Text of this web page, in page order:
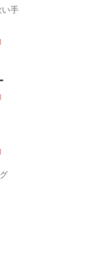
手